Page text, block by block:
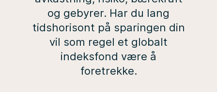
og gebyrer. Har du lang
tidshorisont på sparingen din
vil som regel et globalt
indeksfond være å
foretrekke.